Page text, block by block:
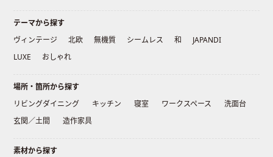
テーマから探す
ヴィンテージ
北欧 無機質 シームレス 和
JAPANDI
LUXE
おしゃれ
場所・箇所から探す
リビングダイニング
キッチン 寝室 ワークスペース
洗面台
玄関／土間
造作家具
素材から探す